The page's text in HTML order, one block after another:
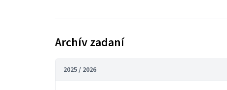
Archív zadaní
2025 / 2026